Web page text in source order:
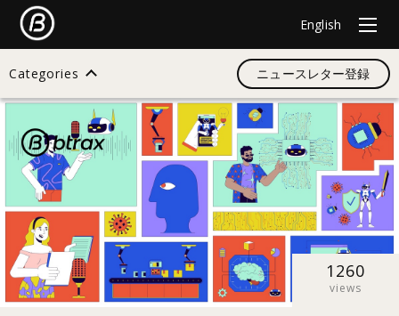
English
Categories
検索
すべて
デザイン
ニュースレター登録
1260
views